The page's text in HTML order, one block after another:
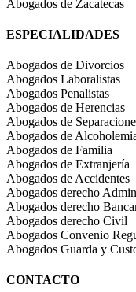
Abogados de Zacatecas
ESPECIALIDADES
Abogados de Divorcios
Abogados Laboralistas
Abogados Penalistas
Abogados de Herencias
Abogados de
Abogados de
Abogados de Familia
Abogados de Extranjería
Abogados de Accidentes
Abogados derecho
Abogados derecho
Abogados derecho Civil
Abogados Convenio
Abogados Guarda y
CONTACTO